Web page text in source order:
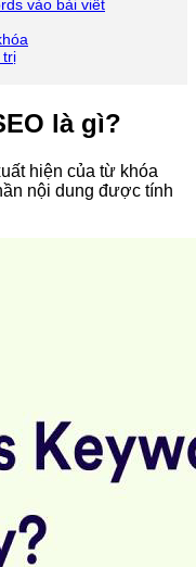
vào bài viết
trị
là gì?
hiện của từ khóa
nội dung được tính